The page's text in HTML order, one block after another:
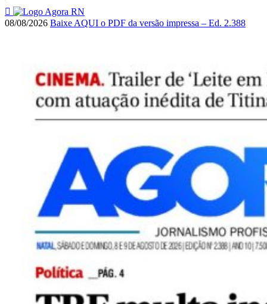
08/08/2026 Baixe AQUI o PDF da versão impressa – Ed. 2.388